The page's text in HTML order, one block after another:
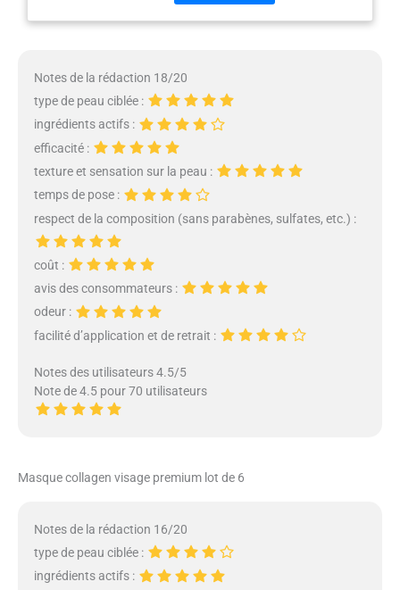
de collagène sur le visage, tels
d'eau sèche, l'assombrissement
des ridules, la sensibilité et la
fragilité. Supplémente
efficacement le collagène
déficient de la peau et restaure
les conditions cutanées
antérieures [hydratant
apaisant]: riche en sérums
absorber les nutriments, nourrit
l'huile de la peau, maintient
à toutes sortes de peaux
[raffermissement anti - rides]:
la perte de collagène, augmente
Mask est un masque hydrogel,
masque anti - rides de collagène
profond, peut être transparent
Notes de la rédaction 18/20
type de peau ciblée :
ingrédients actifs :
efficacité :
texture et sensation sur la peau :
temps de pose :
respect de la composition (sans parabènes, sulfates, etc.) :
coût :
avis des consommateurs :
odeur :
facilité d’application et de retrait :
Notes des utilisateurs 4.5/5
Note de 4.5 pour 70 utilisateurs
Masque collagen visage premium lot de 6
Notes de la rédaction 16/20
type de peau ciblée :
ingrédients actifs :